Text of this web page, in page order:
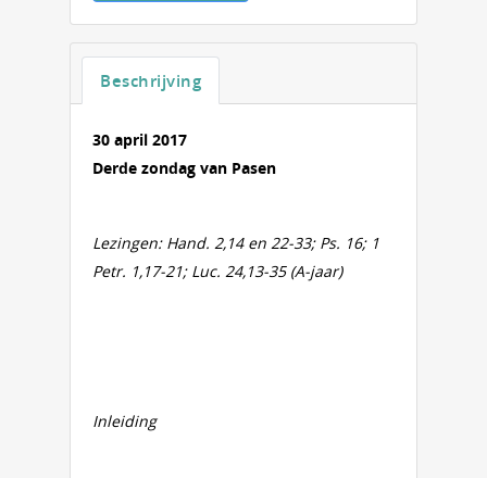
Beschrijving
30 april 2017
Derde zondag van Pasen
Lezingen: Hand. 2,14 en 22-33; Ps. 16; 1
Petr. 1,17-21; Luc. 24,13-35 (A-jaar)
Inleiding